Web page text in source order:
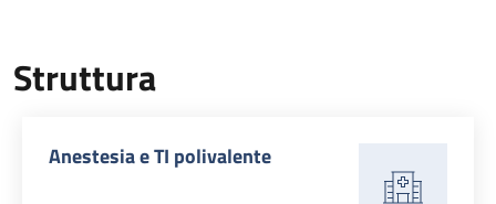
Struttura
Anestesia e TI polivalente